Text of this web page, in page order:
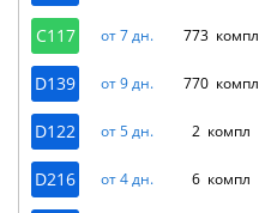
C117 от 7 дн. 773 компл
D139 от 9 дн. 770 компл
D122 от 5 дн. 2 компл
D216 от 4 дн. 6 компл